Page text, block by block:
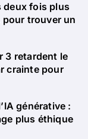
deux fois plus
pour trouver un
3 retardent le
crainte pour
générative :
plus éthique